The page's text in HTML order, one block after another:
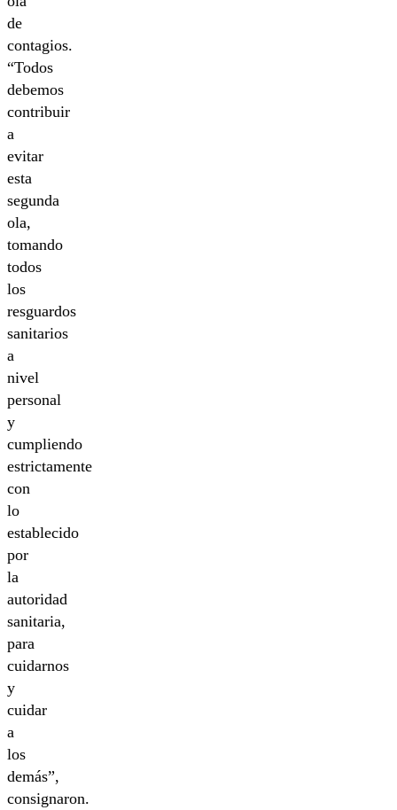
de
contagios.
“Todos
debemos
contribuir
a
evitar
esta
segunda
ola,
tomando
todos
los
resguardos
sanitarios
a
nivel
personal
y
cumpliendo
estrictamente
con
lo
establecido
por
la
autoridad
sanitaria,
para
cuidarnos
y
cuidar
a
los
demás”,
consignaron.